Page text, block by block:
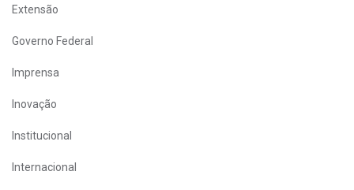
Extensão
Governo Federal
Imprensa
Inovação
Institucional
Internacional